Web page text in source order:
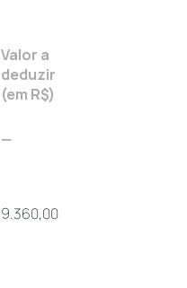
Valor a
deduzir
(em R$)
—
9.360,00